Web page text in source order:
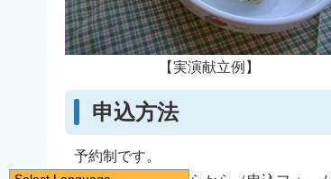
【実演献立例】
申込方法
予約制です。